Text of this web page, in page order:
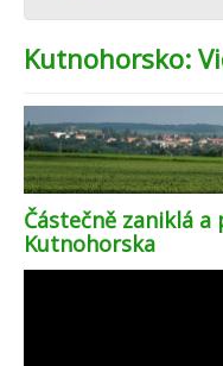
Kutnohorsko:
Částečně zaniklá
Kutnohorska